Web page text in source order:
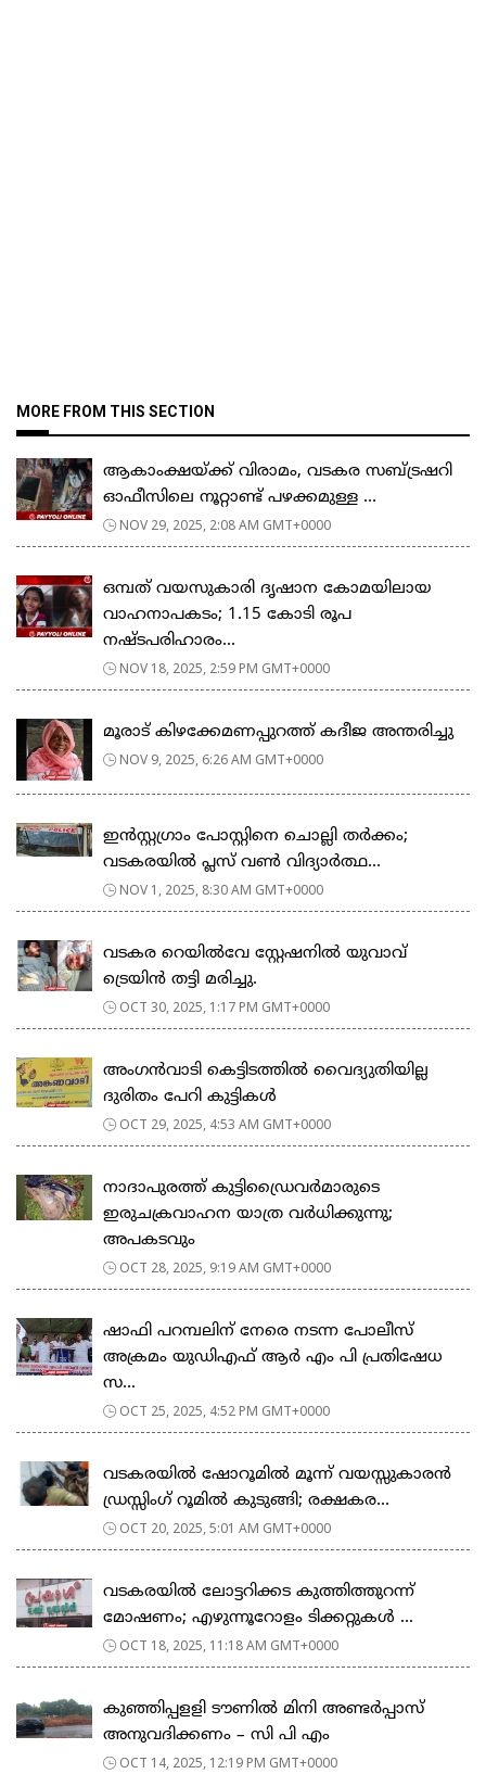
MORE FROM THIS SECTION
ആകാംക്ഷയ്ക്ക് വിരാമം, വടകര സബ്ട്രഷറി
ഓഫീസിലെ നൂറ്റാണ്ട് പഴക്കമുള്ള ...
NOV 29, 2025, 2:08 AM GMT+0000
ഒമ്പത് വയസുകാരി ദൃഷാന കോമയിലായ
വാഹനാപകടം; 1.15 കോടി രൂപ
നഷ്ടപരിഹാരം...
NOV 18, 2025, 2:59 PM GMT+0000
മൂരാട് കിഴക്കേമണപ്പുറത്ത് കദീജ അന്തരിച്ചു
NOV 9, 2025, 6:26 AM GMT+0000
ഇൻസ്റ്റഗ്രാം പോസ്റ്റിനെ ചൊല്ലി തർക്കം;
വടകരയിൽ പ്ലസ് വൺ വിദ്യാർത്ഥ...
NOV 1, 2025, 8:30 AM GMT+0000
വടകര റെയിൽവേ സ്റ്റേഷനിൽ യുവാവ്
ട്രെയിൻ തട്ടി മരിച്ചു.
OCT 30, 2025, 1:17 PM GMT+0000
അംഗൻവാടി കെട്ടിടത്തിൽ വൈദ്യുതിയില്ല
ദുരിതം പേറി കുട്ടികൾ
OCT 29, 2025, 4:53 AM GMT+0000
നാദാപുരത്ത് കുട്ടിഡ്രൈവർമാരുടെ
ഇരുചക്രവാഹന യാത്ര വർധിക്കുന്നു;
അപകടവും
OCT 28, 2025, 9:19 AM GMT+0000
ഷാഫി പറമ്പലിന് നേരെ നടന്ന പോലീസ്
അക്രമം യുഡിഎഫ് ആർ എം പി പ്രതിഷേധ
സ...
OCT 25, 2025, 4:52 PM GMT+0000
വടകരയിൽ ഷോറൂമിൽ മൂന്ന് വയസ്സുകാരൻ
ഡ്രസ്സിംഗ് റൂമിൽ കുടുങ്ങി; രക്ഷകര...
OCT 20, 2025, 5:01 AM GMT+0000
വടകരയിൽ ലോട്ടറിക്കട കുത്തിത്തുറന്ന്
മോഷണം; എഴുന്നൂറോളം ടിക്കറ്റുകൾ ...
OCT 18, 2025, 11:18 AM GMT+0000
കുഞ്ഞിപ്പളളി ടൗണിൽ മിനി അണ്ടർപ്പാസ്
അനുവദിക്കണം – സി പി എം
OCT 14, 2025, 12:19 PM GMT+0000